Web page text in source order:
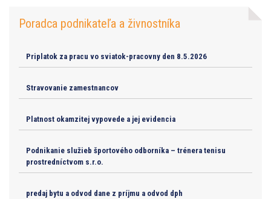
Poradca podnikateľa a živnostníka
Priplatok za pracu vo sviatok-pracovny den 8.5.2026
Stravovanie zamestnancov
Platnost okamzitej vypovede a jej evidencia
Podnikanie služieb športového odborníka – trénera tenisu
prostredníctvom s.r.o.
predaj bytu a odvod dane z príjmu a odvod dph